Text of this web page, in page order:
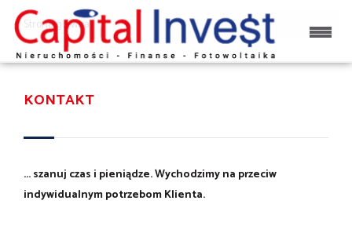
Strona główna
KONTAKT
... szanuj czas i pieniądze. Wychodzimy na przeciw
indywidualnym potrzebom Klienta.